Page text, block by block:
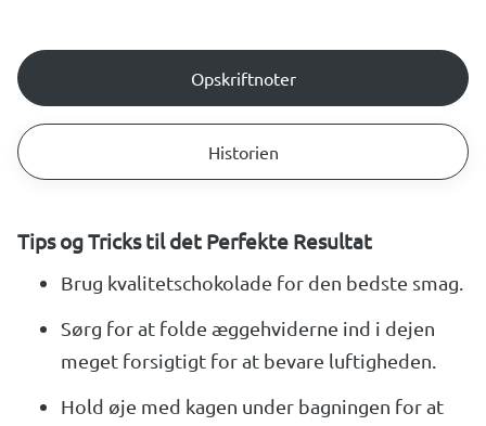
Opskriftnoter
Historien
Tips og Tricks til det Perfekte Resultat
Brug kvalitetschokolade for den bedste smag.
Sørg for at folde æggehviderne ind i dejen
meget forsigtigt for at bevare luftigheden.
Hold øje med kagen under bagningen for at